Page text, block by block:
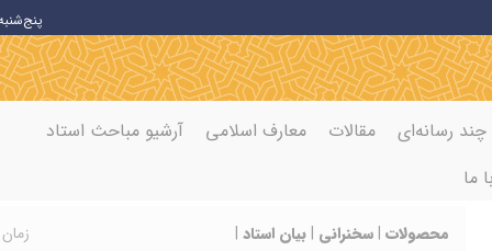
پنج‌شنبه 6 اوت
چند رسانه‌ای مقالات معارف اسلامی
آرشیو مباحث استاد
ما
زمان محصولات | سخنرانی | بیان استاد |